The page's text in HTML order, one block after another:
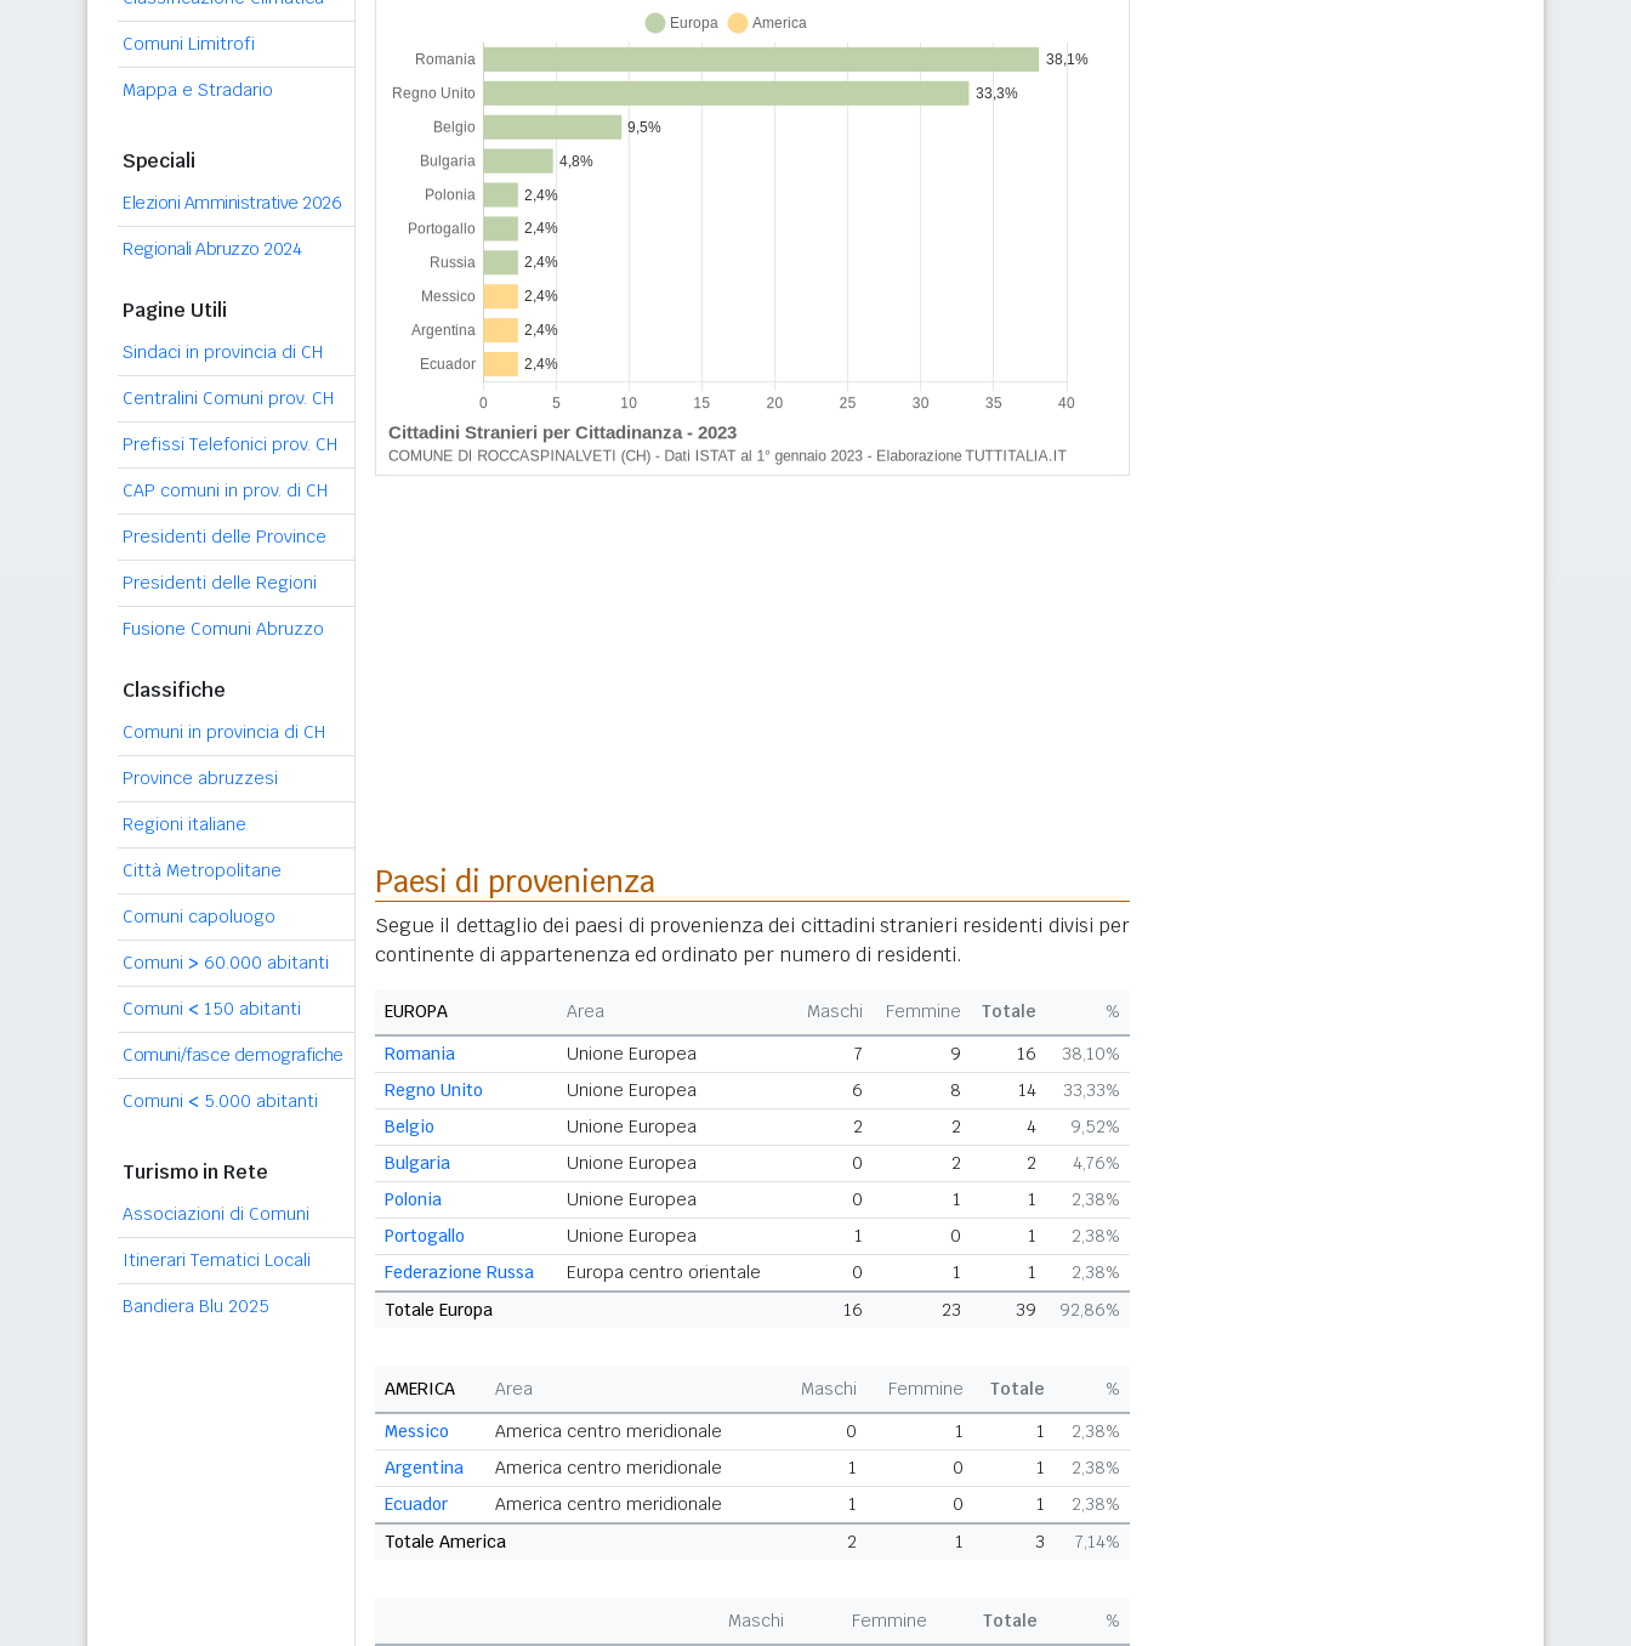
Comuni Limitrofi
Mappa e Stradario
Speciali
Elezioni Amministrative 2026
Regionali Abruzzo 2024
Pagine Utili
Sindaci in provincia di CH
Centralini Comuni prov. CH
Prefissi Telefonici prov. CH
CAP comuni in prov. di CH
Presidenti delle Province
Presidenti delle Regioni
Fusione Comuni Abruzzo
Classifiche
Comuni in provincia di CH
Province abruzzesi
Regioni italiane
Città Metropolitane
Comuni capoluogo
Comuni > 60.000 abitanti
Comuni < 150 abitanti
Comuni/fasce demografiche
Comuni < 5.000 abitanti
Turismo in Rete
Associazioni di Comuni
Itinerari Tematici Locali
Bandiera Blu 2025
Paesi di provenienza
Segue il dettaglio dei paesi di provenienza dei cittadini stranieri residenti divisi per
continente di appartenenza ed ordinato per numero di residenti.
EUROPA Area Maschi Femmine Totale
%
Romania
Unione Europea 7 9 16
38,10%
Regno Unito
Unione Europea 6 8 14
33,33%
Belgio
Unione Europea 2 2 4
9,52%
Bulgaria
Unione Europea 0 2 2
4,76%
Polonia
Unione Europea 0 1 1
2,38%
Portogallo
Unione Europea 1 0 1
2,38%
Federazione Russa
Europa centro orientale 0 1 1
2,38%
Totale Europa
16 23 39 92,86%
AMERICA Area Maschi Femmine Totale
%
Messico
America centro meridionale 0 1 1
2,38%
Argentina
America centro meridionale 1 0 1
2,38%
Ecuador
America centro meridionale 1 0 1
2,38%
Totale America
2 1 3 7,14%
Maschi Femmine Totale
%